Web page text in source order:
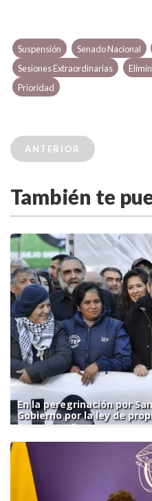
Suspensión Senado Nacional
Sesiones Extraordinarias
Prioridad
ANTERIOR
También te
En la peregrinación por
Gobierno por la ley de